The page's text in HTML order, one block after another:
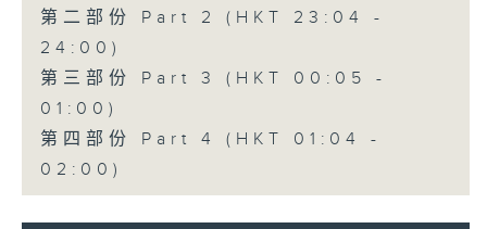
第二部份 Part 2 (HKT 23:04 -
24:00)
第三部份 Part 3 (HKT 00:05 -
01:00)
第四部份 Part 4 (HKT 01:04 -
02:00)